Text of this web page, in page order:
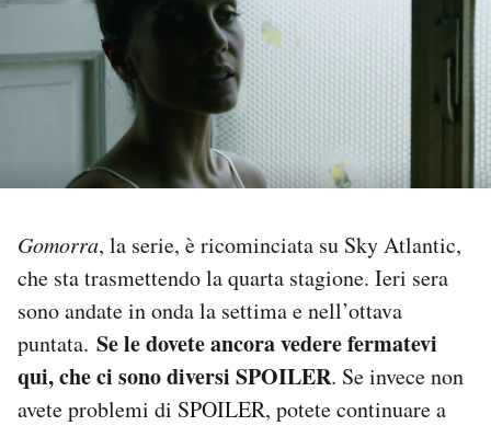
PODCAST
NEWSLETTER
I MIEI PREFERITI
SHOP
AREA PERSONALE
Gomorra, la serie, è ricominciata su Sky Atlantic,
che sta trasmettendo la quarta stagione. Ieri sera
sono andate in onda la settima e nell’ottava
puntata. Se le dovete ancora vedere fermatevi
qui, che ci sono diversi SPOILER. Se invece non
avete problemi di SPOILER, potete continuare a